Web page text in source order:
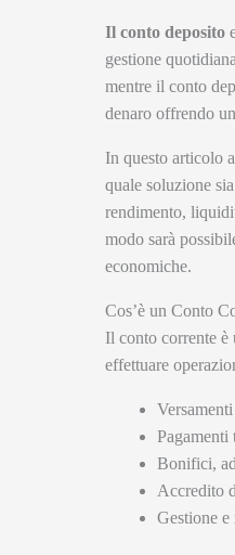
Il conto deposito
gestione
mentre il conto
denaro offrendo
In questo articolo
quale soluzione
rendimento,
modo sarà
economiche.
Cos’è un Conto
Il conto corrente è
effettuare
Pagamenti
Bonifici,
Accredito
Gestione